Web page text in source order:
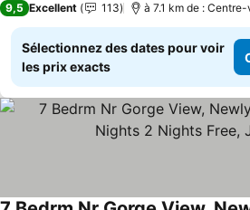
9,5 Excellent 113 à 7.1 km de :
Sélectionnez des dates pour voir
les prix exacts